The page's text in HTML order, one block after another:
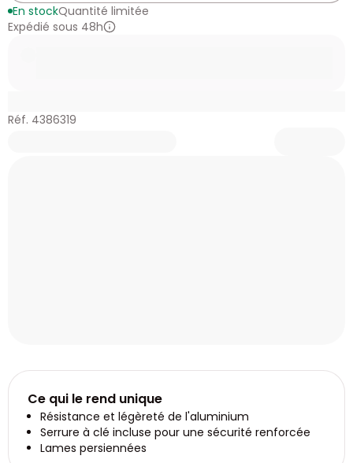
En stockQuantité limitée
Expédié sous 48h
Réf. 4386319
Ce qui le rend unique
Résistance et légèreté de l'aluminium
Serrure à clé incluse pour une sécurité renforcée
Lames persiennées